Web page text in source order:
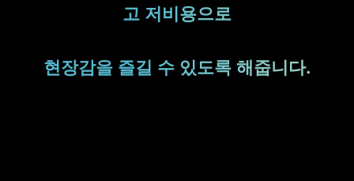
고 저비용으로
현장감을 즐길 수 있도록 해줍니다.